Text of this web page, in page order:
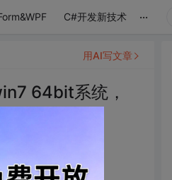
C#开发新技术 ...
64bit系统，
用AI写文章